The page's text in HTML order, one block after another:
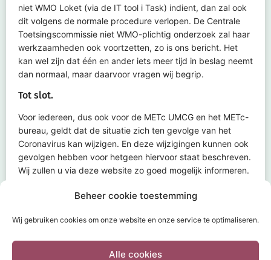
Beheer cookie toestemming
Wij gebruiken cookies om onze website en onze service te optimaliseren.
Alle cookies
niet WMO Loket (via de IT tool i Task) indient, dan zal ook
dit volgens de normale procedure verlopen. De Centrale
Toetsingscommissie niet WMO-plichtig onderzoek zal haar
werkzaamheden ook voortzetten, zo is ons bericht. Het
kan wel zijn dat één en ander iets meer tijd in beslag neemt
dan normaal, maar daarvoor vragen wij begrip.
Tot slot.
Voor iedereen, dus ook voor de METc UMCG en het METc-
bureau, geldt dat de situatie zich ten gevolge van het
Coronavirus kan wijzigen. En deze wijzigingen kunnen ook
gevolgen hebben voor hetgeen hiervoor staat beschreven.
Wij zullen u via deze website zo goed mogelijk informeren.